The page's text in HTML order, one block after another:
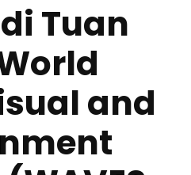
Tuan
and